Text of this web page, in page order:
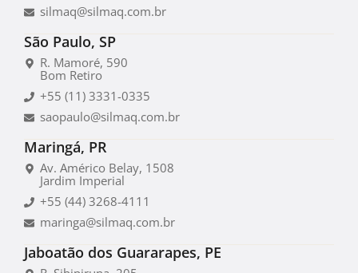
silmaq@silmaq.com.br
São Paulo, SP
R. Mamoré, 590
Bom Retiro
+55 (11) 3331-0335
saopaulo@silmaq.com.br
Maringá, PR
Av. Américo Belay, 1508
Jardim Imperial
+55 (44) 3268-4111
maringa@silmaq.com.br
Jaboatão dos Guararapes, PE